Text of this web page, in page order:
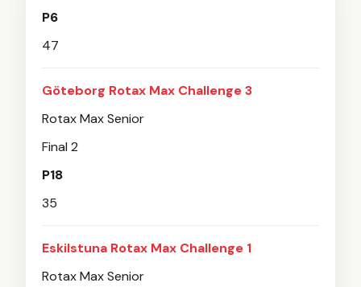
P6
47
Göteborg Rotax Max Challenge 3
Rotax Max Senior
Final 2
P18
35
Eskilstuna Rotax Max Challenge 1
Rotax Max Senior